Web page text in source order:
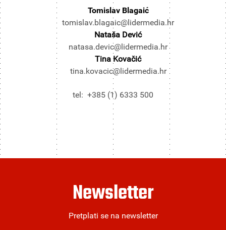
Tomislav Blagaić
tomislav.blagaic@lidermedia.hr
Nataša Dević
natasa.devic@lidermedia.hr
Tina Kovačić
tina.kovacic@lidermedia.hr
tel: +385 (1) 6333 500
Newsletter
Pretplati se na newsletter